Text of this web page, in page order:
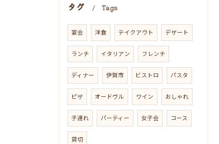
タグ Tags
宴会 洋食 テイクアウト デザート
ランチ イタリアン フレンチ
ディナー 伊賀市 ビストロ パスタ
ピザ オードヴル ワイン おしゃれ
子連れ パーティー 女子会 コース
貸切